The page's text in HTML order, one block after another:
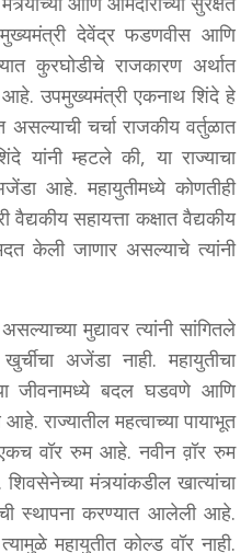
देवेंद्र फडणवीस आणि
कुरघोडीचे राजकारण अर्थात
आहे. उपमुख्यमंत्री एकनाथ शिंदे हे
चर्चा राजकीय वर्तुळात
यांनी म्हटले की, या राज्याचा
आहे. महायुतीमध्ये कोणतीही
सहायत्ता कक्षात वैद्यकीय
केली जाणार असल्याचे त्यांनी
मुद्यावर त्यांनी सांगितले
अजेंडा नाही. महायुतीचा
जीवनामध्ये बदल घडवणे आणि
राज्यातील महत्वाच्या पायाभूत
वॉर रुम आहे. नवीन व़ॉर रुम
मंत्र्यांकडील खात्यांचा
स्थापना करण्यात आलेली आहे.
महायुतीत कोल्ड वॉर नाही.